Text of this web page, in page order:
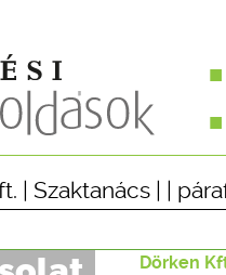
Szaktanács
Dörken